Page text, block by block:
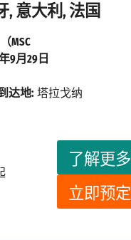
, 意大利, 法国
了解更多
立即预定
MSC
9月29日
达地: 塔拉戈纳